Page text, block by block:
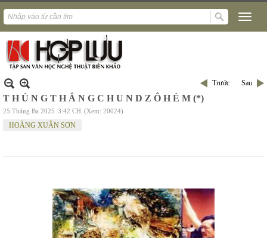
Trước Sau
T H Ủ N G T H Ẳ N G C H U N D Z Ô H Ẻ M (*)
25 Tháng Ba 2025 3:42 CH (Xem: 20024)
HOÀNG XUÂN SƠN